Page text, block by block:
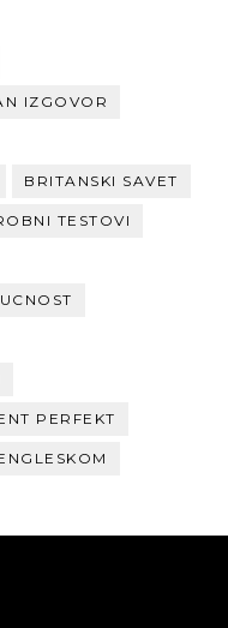
IZGOVOR
BRITANSKI SAVET
TESTOVI
PERFEKT